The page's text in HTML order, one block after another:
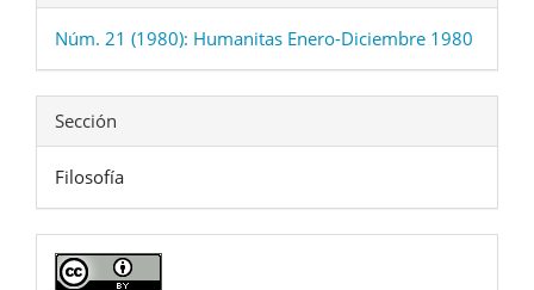
Núm. 21 (1980): Humanitas Enero-Diciembre 1980
Sección
Filosofía